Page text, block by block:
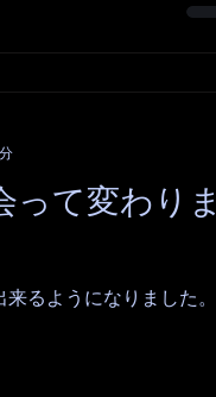
て変わりま
るようになりました。